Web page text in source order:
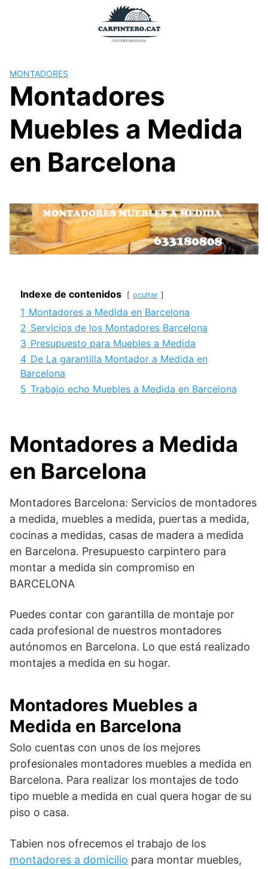
MONTADORES
Montadores
Muebles a Medida
en Barcelona
Indexe de contenidos ocultar
1 Montadores a Medida en Barcelona
2 Servicios de los Montadores Barcelona
3 Presupuesto para Muebles a Medida
4 De La garantilla Montador a Medida en
Barcelona
5 Trabajo echo Muebles a Medida en Barcelona
Montadores a Medida
en Barcelona
Montadores Barcelona: Servicios de montadores
a medida, muebles a medida, puertas a medida,
cocinas a medidas, casas de madera a medida
en Barcelona. Presupuesto carpintero para
montar a medida sin compromiso en
BARCELONA
Puedes contar con garantilla de montaje por
cada profesional de nuestros montadores
autónomos en Barcelona. Lo que está realizado
montajes a medida en su hogar.
Montadores Muebles a
Medida en Barcelona
Solo cuentas con unos de los mejores
profesionales montadores muebles a medida en
Barcelona. Para realizar los montajes de todo
tipo mueble a medida en cual quera hogar de su
piso o casa.
Tabien nos ofrecemos el trabajo de los
montadores a domicilio para montar muebles,